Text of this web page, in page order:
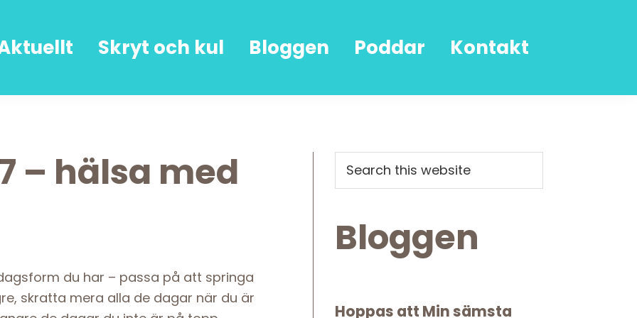
Skryt och kul Bloggen Poddar Kontakt
– hälsa med
du har – passa på att springa
skratta mera alla de dagar när du är
Primary
Sidebar
this
website
Bloggen
Hoppas att Min sämsta